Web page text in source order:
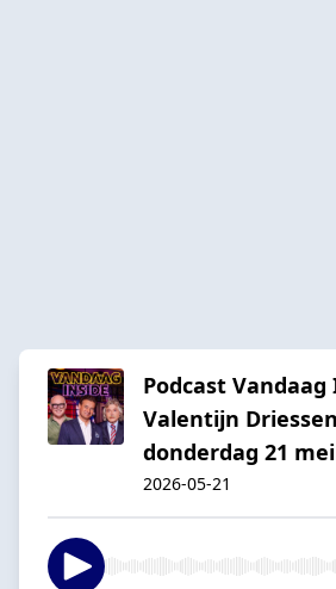
Podcast
Valentijn
donderdag 21
2026-05-21